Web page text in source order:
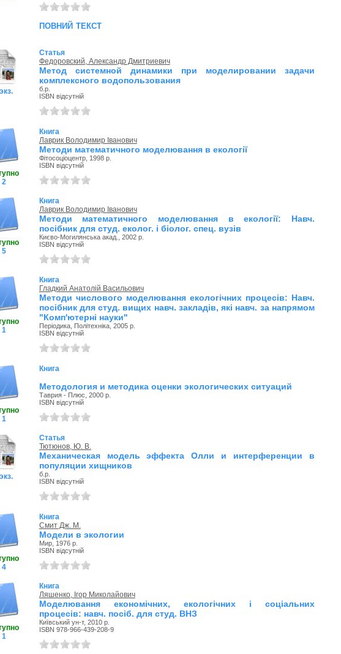
повний текст
Статья
Федоровский, Александр Дмитриевич
Метод системной динамики при моделировании задачи
комплексного водопользования
б.р.
ISBN відсутній
2
Книга
Лаврик Володимир Іванович
Методи математичного моделювання в екології
Фітосоціоцентр, 1998 р.
ISBN відсутній
5
Книга
Лаврик Володимир Іванович
Методи математичного моделювання в екології: Навч.
посібник для студ. еколог. і біолог. спец. вузів
Києво-Могилянська акад., 2002 р.
ISBN відсутній
1
Книга
Гладкий Анатолій Васильович
Методи числового моделювання екологічних процесів: Навч.
посібник для студ. вищих навч. закладів, які навч. за напрямом
"Комп'ютерні науки"
Періодика, Політехніка, 2005 р.
ISBN відсутній
1
Книга
Методология и методика оценки экологических ситуаций
Таврия - Плюс, 2000 р.
ISBN відсутній
Статья
Тютюнов, Ю. В.
Механическая модель эффекта Олли и интерференции в
популяции хищников
б.р.
ISBN відсутній
4
Книга
Смит Дж. М.
Модели в экологии
Мир, 1976 р.
ISBN відсутній
1
Книга
Ляшенко, Ігор Миколайович
Моделювання економічних, екологічних і соціальних
процесів: навч. посіб. для студ. ВНЗ
Київський ун-т, 2010 р.
ISBN 978-966-439-208-9